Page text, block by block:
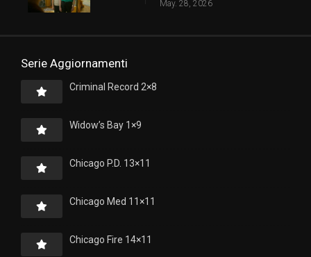
May. 28, 2026
Serie Aggiornamenti
Criminal Record 2×8
Widow’s Bay 1×9
Chicago P.D. 13×11
Chicago Med 11×11
Chicago Fire 14×11